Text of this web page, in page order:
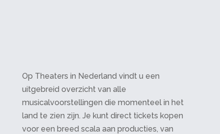
Op Theaters in Nederland vindt u een
uitgebreid overzicht van alle
musicalvoorstellingen die momenteel in het
land te zien zijn. Je kunt direct tickets kopen
voor een breed scala aan producties, van